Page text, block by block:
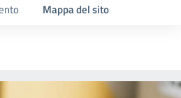
Mappa del sito